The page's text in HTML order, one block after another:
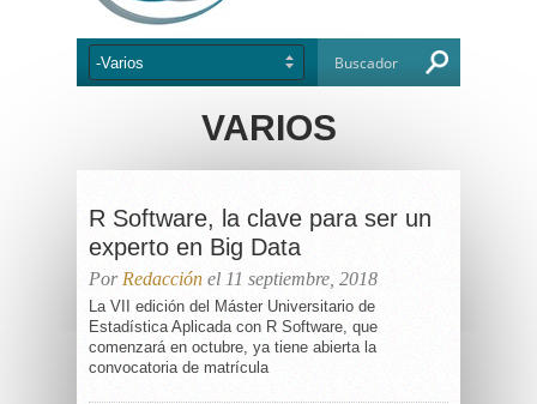
VARIOS
R Software, la clave para ser un
experto en Big Data
Por Redacción el 11 septiembre, 2018
La VII edición del Máster Universitario de
Estadística Aplicada con R Software, que
comenzará en octubre, ya tiene abierta la
convocatoria de matrícula